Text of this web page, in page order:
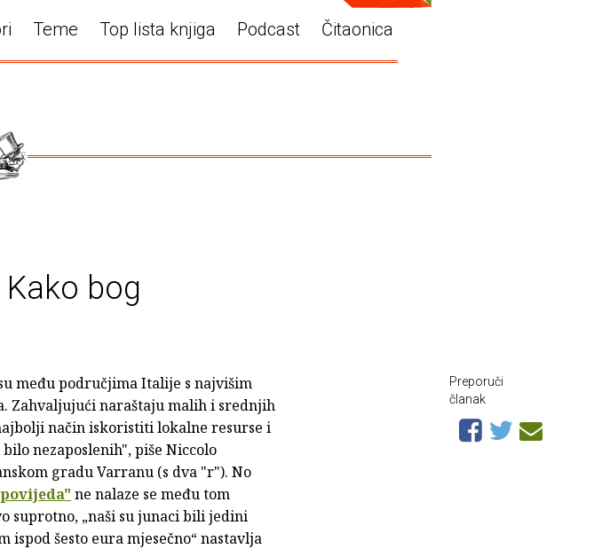
Teme Top lista knjiga Podcast Čitaonica
bog
među područjima Italije s najvišim
Zahvaljujući naraštaju malih i srednjih
način iskoristiti lokalne resurse i
nezaposlenih", piše Niccolo
gradu Varranu (s dva "r"). No
ne nalaze se među tom
suprotno, „naši su junaci bili jedini
ispod šesto eura mjesečno“ nastavlja
Preporuči
članak